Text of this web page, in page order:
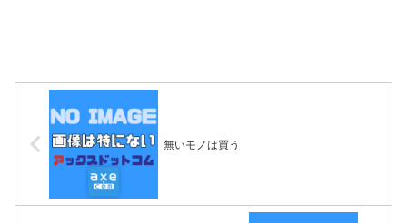
無いモノは買う